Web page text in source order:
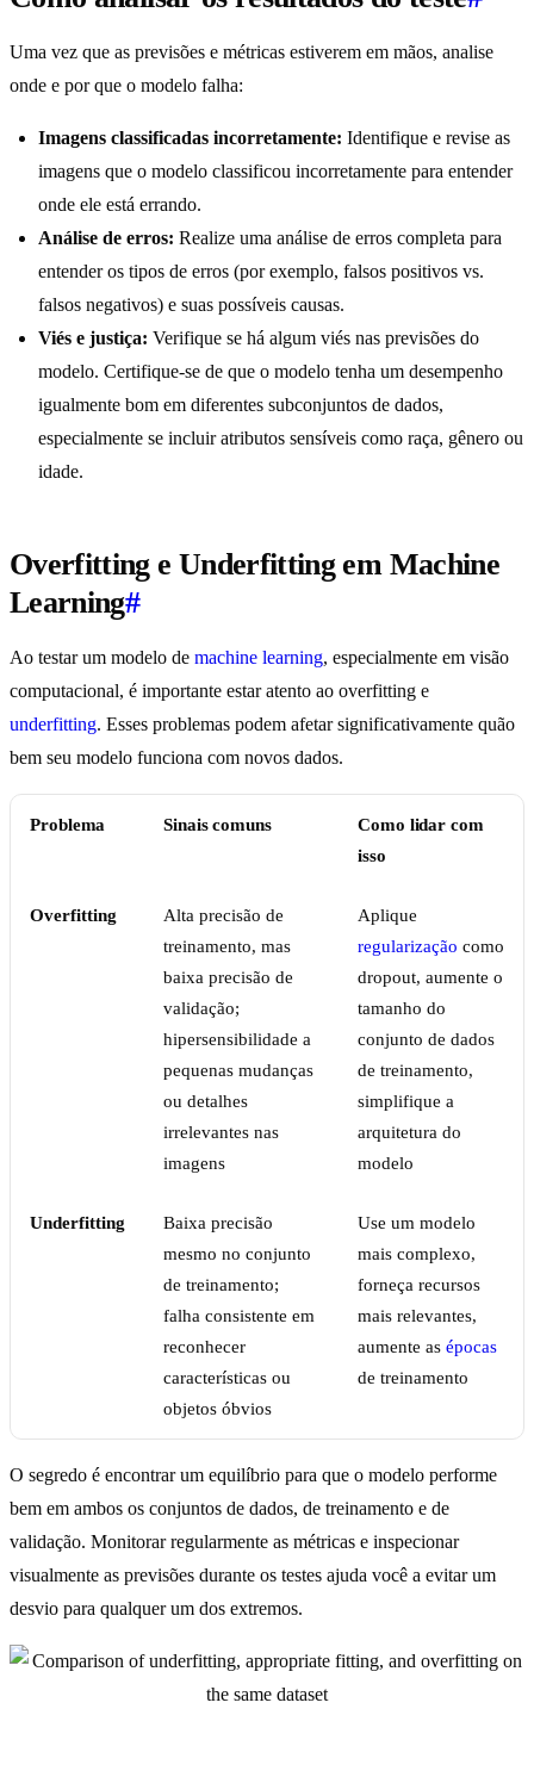
Uma vez que as previsões e métricas estiverem em mãos, analise
onde e por que o modelo falha:
Imagens classificadas incorretamente: Identifique e revise as
imagens que o modelo classificou incorretamente para entender
onde ele está errando.
Análise de erros: Realize uma análise de erros completa para
entender os tipos de erros (por exemplo, falsos positivos vs.
falsos negativos) e suas possíveis causas.
Viés e justiça: Verifique se há algum viés nas previsões do
modelo. Certifique-se de que o modelo tenha um desempenho
igualmente bom em diferentes subconjuntos de dados,
especialmente se incluir atributos sensíveis como raça, gênero ou
idade.
Overfitting e Underfitting em Machine
Learning#
Ao testar um modelo de machine learning, especialmente em visão
computacional, é importante estar atento ao overfitting e
underfitting. Esses problemas podem afetar significativamente quão
bem seu modelo funciona com novos dados.
Problema Sinais comuns
Como lidar com
isso
Overfitting
Alta precisão de
treinamento, mas
baixa precisão de
validação;
hipersensibilidade a
pequenas mudanças
ou detalhes
irrelevantes nas
imagens
Aplique
regularização como
dropout, aumente o
tamanho do
conjunto de dados
de treinamento,
simplifique a
arquitetura do
modelo
Underfitting
Baixa precisão
mesmo no conjunto
de treinamento;
falha consistente em
reconhecer
características ou
objetos óbvios
Use um modelo
mais complexo,
forneça recursos
mais relevantes,
aumente as épocas
de treinamento
O segredo é encontrar um equilíbrio para que o modelo performe
bem em ambos os conjuntos de dados, de treinamento e de
validação. Monitorar regularmente as métricas e inspecionar
visualmente as previsões durante os testes ajuda você a evitar um
desvio para qualquer um dos extremos.